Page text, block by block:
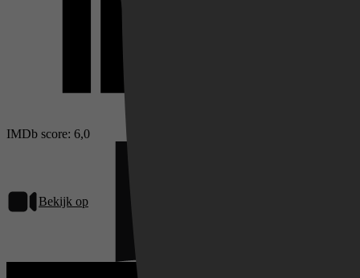
IMDb score: 6,0
Bekijk op